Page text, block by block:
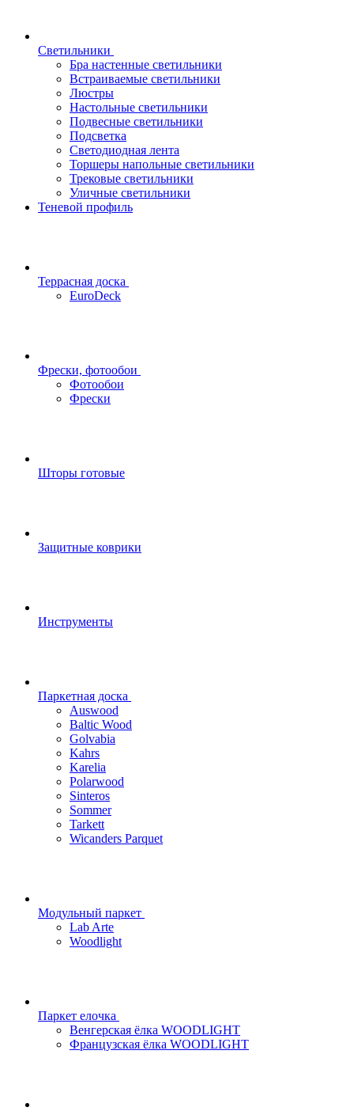
Светильники
Бра настенные светильники
Встраиваемые светильники
Люстры
Настольные светильники
Подвесные светильники
Подсветка
Светодиодная лента
Торшеры напольные светильники
Трековые светильники
Уличные светильники
Теневой профиль
Террасная доска
EuroDeck
Фрески, фотообои
Фотообои
Фрески
Шторы готовые
Защитные коврики
Инструменты
Паркетная доска
Auswood
Baltic Wood
Golvabia
Kahrs
Karelia
Polarwood
Sinteros
Sommer
Tarkett
Wicanders Parquet
Модульный паркет
Lab Arte
Woodlight
Паркет елочка
Венгерская ёлка WOODLIGHT
Французская ёлка WOODLIGHT